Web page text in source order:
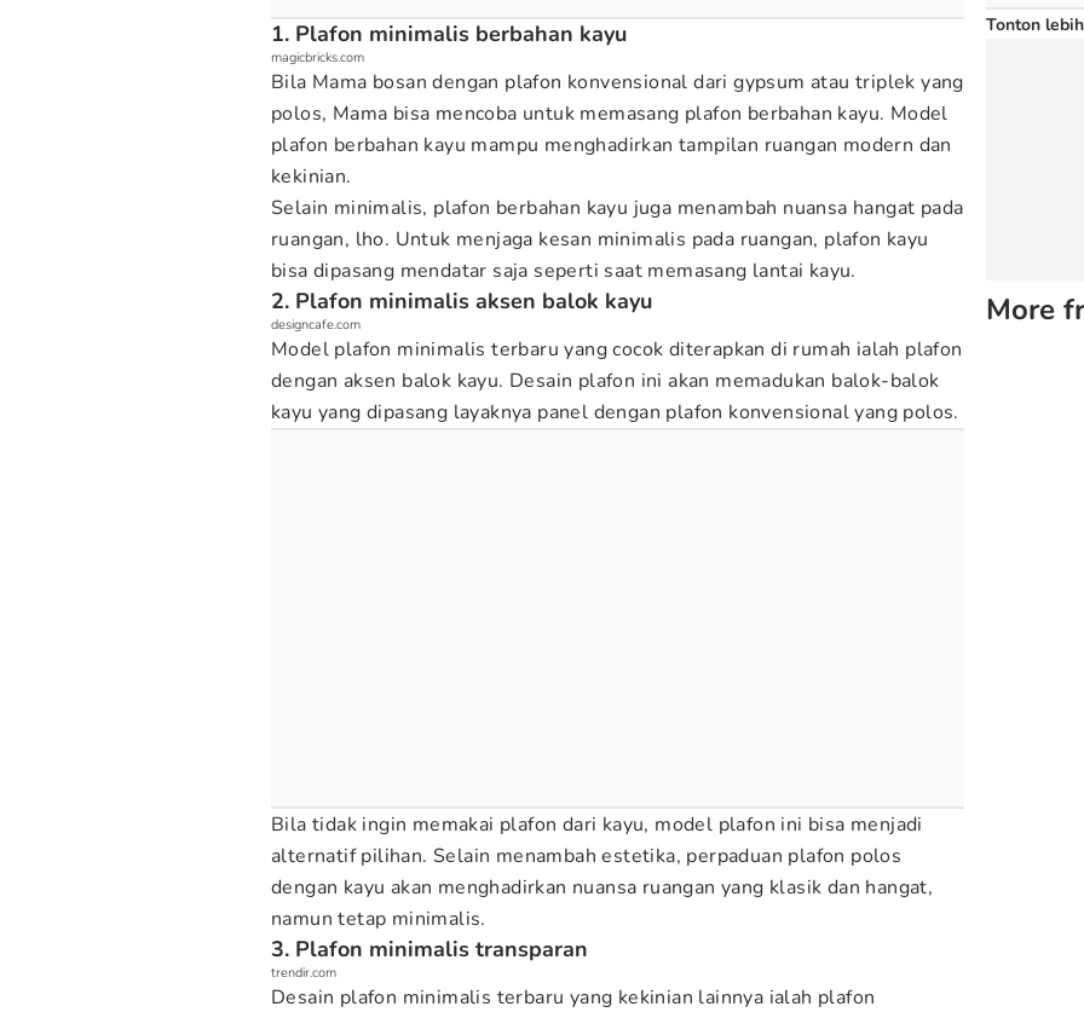
1. Plafon minimalis berbahan kayu
magicbricks.com
Bila Mama bosan dengan plafon konvensional dari gypsum atau triplek yang
polos, Mama bisa mencoba untuk memasang plafon berbahan kayu. Model
plafon berbahan kayu mampu menghadirkan tampilan ruangan modern dan
kekinian.
Selain minimalis, plafon berbahan kayu juga menambah nuansa hangat pada
ruangan, lho. Untuk menjaga kesan minimalis pada ruangan, plafon kayu
bisa dipasang mendatar saja seperti saat memasang lantai kayu.
2. Plafon minimalis aksen balok kayu
designcafe.com
Model plafon minimalis terbaru yang cocok diterapkan di rumah ialah plafon
dengan aksen balok kayu. Desain plafon ini akan memadukan balok-balok
kayu yang dipasang layaknya panel dengan plafon konvensional yang polos.
Bila tidak ingin memakai plafon dari kayu, model plafon ini bisa menjadi
alternatif pilihan. Selain menambah estetika, perpaduan plafon polos
dengan kayu akan menghadirkan nuansa ruangan yang klasik dan hangat,
namun tetap minimalis.
3. Plafon minimalis transparan
trendir.com
Desain plafon minimalis terbaru yang kekinian lainnya ialah plafon
Tonton
More